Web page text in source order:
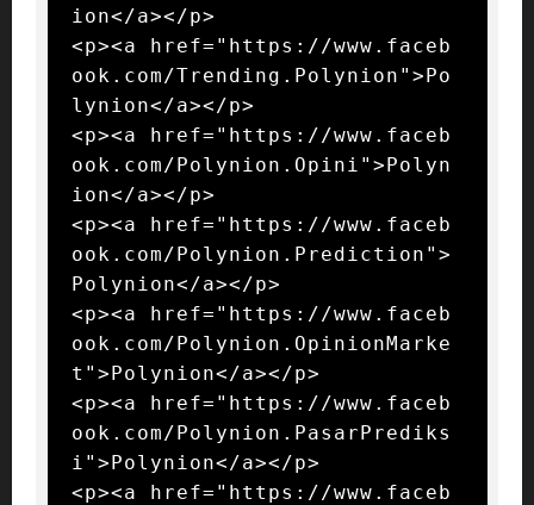
ion</a></p>
<p><a href="https://www.faceb
ook.com/Trending.Polynion">Po
lynion</a></p>
<p><a href="https://www.faceb
ook.com/Polynion.Opini">Polyn
ion</a></p>
<p><a href="https://www.faceb
ook.com/Polynion.Prediction">
Polynion</a></p>
<p><a href="https://www.faceb
ook.com/Polynion.OpinionMarke
t">Polynion</a></p>
<p><a href="https://www.faceb
ook.com/Polynion.PasarPrediks
i">Polynion</a></p>
<p><a href="https://www.faceb